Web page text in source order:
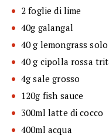
2 foglie di lime
40g galangal
40 g lemongrass
40 g cipolla rossa
4g sale grosso
120g fish sauce
300ml latte di cocco
400ml acqua